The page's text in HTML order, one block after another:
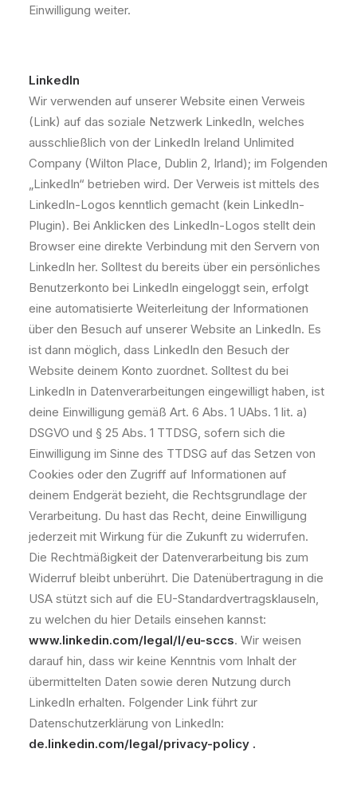
Einwilligung weiter.
LinkedIn
Wir verwenden auf unserer Website einen Verweis
(Link) auf das soziale Netzwerk LinkedIn, welches
ausschließlich von der LinkedIn Ireland Unlimited
Company (Wilton Place, Dublin 2, Irland); im Folgenden
„LinkedIn“ betrieben wird. Der Verweis ist mittels des
LinkedIn-Logos kenntlich gemacht (kein LinkedIn-
Plugin). Bei Anklicken des LinkedIn-Logos stellt dein
Browser eine direkte Verbindung mit den Servern von
LinkedIn her. Solltest du bereits über ein persönliches
Benutzerkonto bei LinkedIn eingeloggt sein, erfolgt
eine automatisierte Weiterleitung der Informationen
über den Besuch auf unserer Website an LinkedIn. Es
ist dann möglich, dass LinkedIn den Besuch der
Website deinem Konto zuordnet. Solltest du bei
LinkedIn in Datenverarbeitungen eingewilligt haben, ist
deine Einwilligung gemäß Art. 6 Abs. 1 UAbs. 1 lit. a)
DSGVO und § 25 Abs. 1 TTDSG, sofern sich die
Einwilligung im Sinne des TTDSG auf das Setzen von
Cookies oder den Zugriff auf Informationen auf
deinem Endgerät bezieht, die Rechtsgrundlage der
Verarbeitung. Du hast das Recht, deine Einwilligung
jederzeit mit Wirkung für die Zukunft zu widerrufen.
Die Rechtmäßigkeit der Datenverarbeitung bis zum
Widerruf bleibt unberührt. Die Datenübertragung in die
USA stützt sich auf die EU-Standardvertragsklauseln,
zu welchen du hier Details einsehen kannst:
www.linkedin.com/legal/l/eu-sccs. Wir weisen
darauf hin, dass wir keine Kenntnis vom Inhalt der
übermittelten Daten sowie deren Nutzung durch
LinkedIn erhalten. Folgender Link führt zur
Datenschutzerklärung von LinkedIn:
de.linkedin.com/legal/privacy-policy .